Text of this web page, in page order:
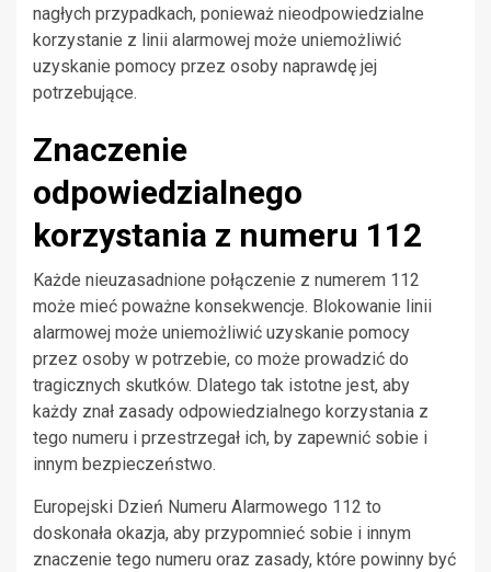
nagłych przypadkach, ponieważ nieodpowiedzialne
korzystanie z linii alarmowej może uniemożliwić
uzyskanie pomocy przez osoby naprawdę jej
potrzebujące.
Znaczenie
odpowiedzialnego
korzystania z numeru 112
Każde nieuzasadnione połączenie z numerem 112
może mieć poważne konsekwencje. Blokowanie linii
alarmowej może uniemożliwić uzyskanie pomocy
przez osoby w potrzebie, co może prowadzić do
tragicznych skutków. Dlatego tak istotne jest, aby
każdy znał zasady odpowiedzialnego korzystania z
tego numeru i przestrzegał ich, by zapewnić sobie i
innym bezpieczeństwo.
Europejski Dzień Numeru Alarmowego 112 to
doskonała okazja, aby przypomnieć sobie i innym
znaczenie tego numeru oraz zasady, które powinny być